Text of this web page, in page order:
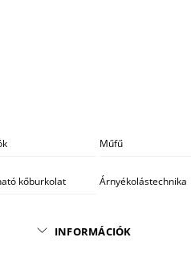
Műfű
kőburkolat Árnyékolástechnika
INFORMÁCIÓK